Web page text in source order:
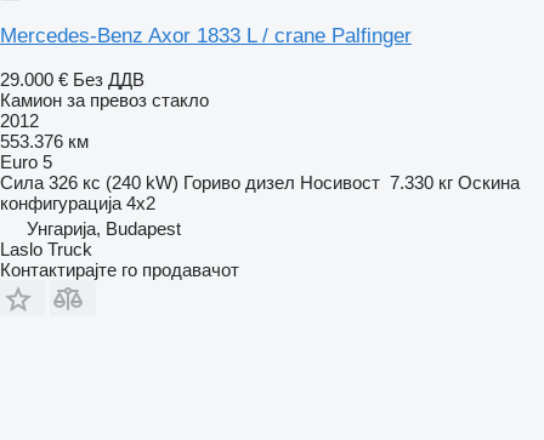
Mercedes-Benz Axor 1833 L / crane Palfinger
29.000 € Без ДДВ
Камион за превоз стакло
2012
553.376 км
Euro 5
Сила 326 кс (240 kW) Гориво дизел Носивост 7.330 кг Оскина
конфигурација 4x2
Унгарија, Budapest
Laslo Truck
Контактирајте го продавачот